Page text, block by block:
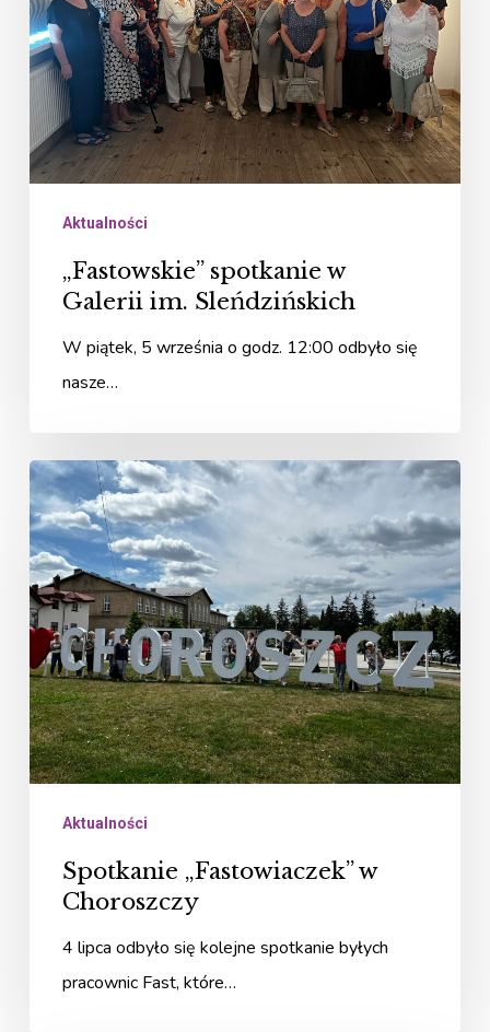
im.
Sleńdzińskich
Aktualności
„Fastowskie” spotkanie w
Galerii im. Sleńdzińskich
W piątek, 5 września o godz. 12:00 odbyło się
nasze…
Spotkanie
„Fastowiaczek”
w
Choroszczy
Aktualności
Spotkanie „Fastowiaczek” w
Choroszczy
4 lipca odbyło się kolejne spotkanie byłych
pracownic Fast, które…